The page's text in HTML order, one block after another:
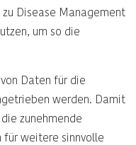
Disease Management
um so die
Daten für die
werden. Damit
zunehmende
für weitere sinnvolle